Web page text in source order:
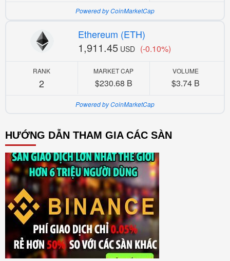
Powered by CoinMarketCap
Ethereum (ETH)
1,911.45 USD (-0.10%)
RANK
2
MARKET CAP
$230.68 B
VOLUME
$3.74 B
Powered by CoinMarketCap
HƯỚNG DẪN THAM GIA CÁC SÀN